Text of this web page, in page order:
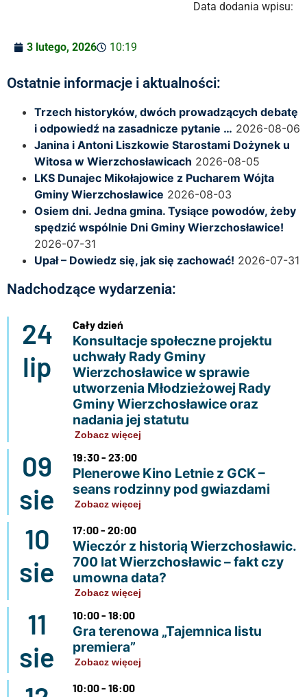
Data dodania wpisu:
3 lutego, 2026 10:19
Ostatnie informacje i aktualności:
Trzech historyków, dwóch prowadzących debatę
i odpowiedź na zasadnicze pytanie … 2026-08-06
Janina i Antoni Liszkowie Starostami Dożynek u
Witosa w Wierzchosławicach 2026-08-05
LKS Dunajec Mikołajowice z Pucharem Wójta
Gminy Wierzchosławice 2026-08-03
Osiem dni. Jedna gmina. Tysiące powodów, żeby
spędzić wspólnie Dni Gminy Wierzchosławice!
2026-07-31
Upał – Dowiedz się, jak się zachować! 2026-07-31
Nadchodzące wydarzenia:
24
lip
Cały dzień
Konsultacje społeczne projektu
uchwały Rady Gminy
Wierzchosławice w sprawie
utworzenia Młodzieżowej Rady
Gminy Wierzchosławice oraz
nadania jej statutu
Zobacz więcej
09
sie
19:30 - 23:00
Plenerowe Kino Letnie z GCK –
seans rodzinny pod gwiazdami
Zobacz więcej
10
sie
17:00 - 20:00
Wieczór z historią Wierzchosławic.
700 lat Wierzchosławic – fakt czy
umowna data?
Zobacz więcej
11
sie
10:00 - 18:00
Gra terenowa „Tajemnica listu
premiera”
Zobacz więcej
10:00 - 16:00